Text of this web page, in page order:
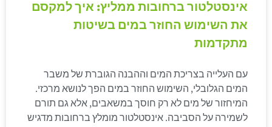
אינסטלטור ברחובות ממליץ: איך למקסם
את השימוש החוזר במים בשיטות
מתקדמות
עם העלייה בצריכת המים וההבנה הגוברת של משבר
המים הגלובלי, השימוש החוזר במים הפך לנושא מרכזי.
המיחזור של מים לא רק חוסך במשאבים, אלא גם תורם
לשמירה על הסביבה. אינסטלטור מומלץ ברחובות מדגיש